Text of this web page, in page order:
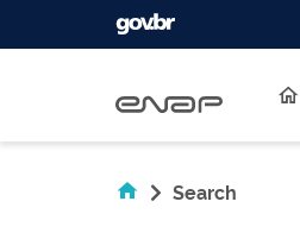
Search